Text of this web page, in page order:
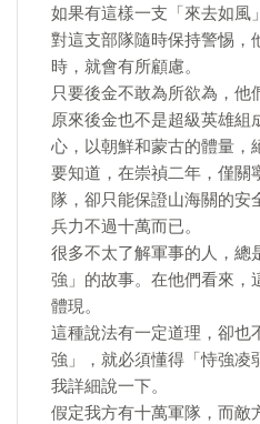
如果有這樣一支「來去如風
對這支部隊隨時保持警惕，
時，就會有所顧慮。
只要後金不敢為所欲為，他
原來後金也不是超級英雄組
心，以朝鮮和蒙古的體量，
要知道，在崇禎二年，僅關
隊，卻只能保證山海關的安
兵力不過十萬而已。
很多不太了解軍事的人，總
強」的故事。在他們看來，
體現。
這種說法有一定道理，卻也
強」，就必須懂得「恃強凌
我詳細說一下。
假定我方有十萬軍隊，而敵